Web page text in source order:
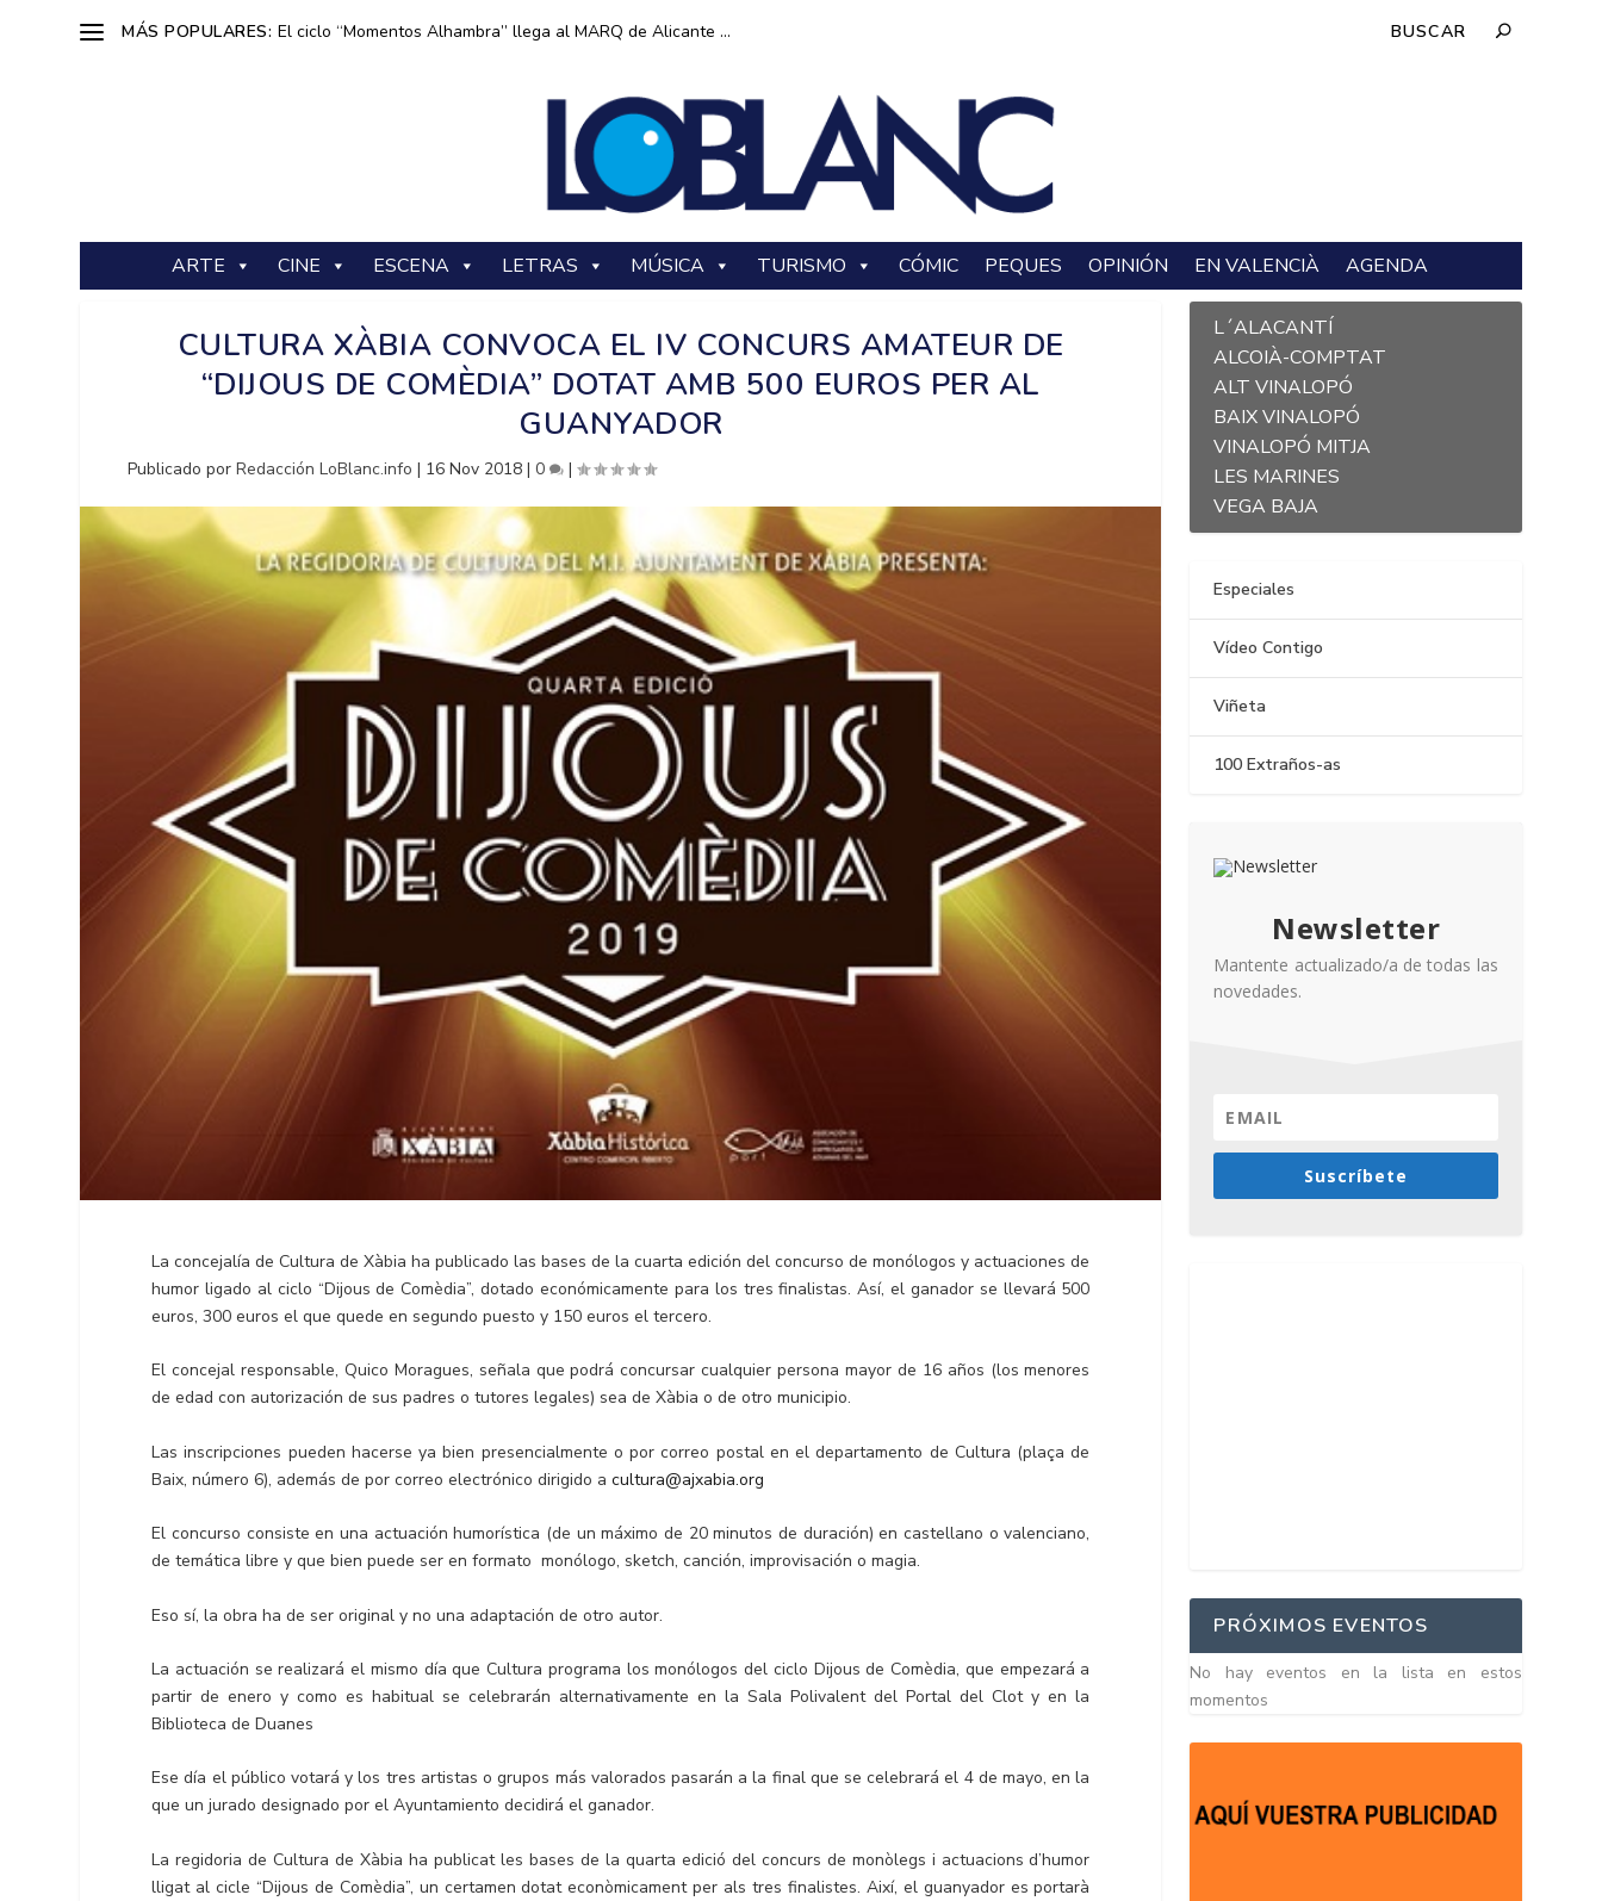
MÁS POPULARES: El ciclo “Momentos Alhambra” llega al MARQ de Alicante ...
ARTE CINE ESCENA LETRAS MÚSICA TURISMO CÓMIC PEQUES OPINIÓN EN VALENCIÀ AGENDA
CULTURA XÀBIA CONVOCA EL IV CONCURS AMATEUR DE
“DIJOUS DE COMÈDIA” DOTAT AMB 500 EUROS PER AL
GUANYADOR
Publicado porRedacción LoBlanc.info | 16 Nov 2018 |0 |
La concejalía de Cultura de Xàbia ha publicado las bases de la cuarta edición del concurso de monólogos y actuaciones de
humor ligado al ciclo “Dijous de Comèdia”, dotado económicamente para los tres finalistas. Así, el ganador se llevará 500
euros, 300 euros el que quede en segundo puesto y 150 euros el tercero.
El concejal responsable, Quico Moragues, señala que podrá concursar cualquier persona mayor de 16 años (los menores
de edad con autorización de sus padres o tutores legales) sea de Xàbia o de otro municipio.
Las inscripciones pueden hacerse ya bien presencialmente o por correo postal en el departamento de Cultura (plaça de
Baix, número 6), además de por correo electrónico dirigido acultura@ajxabia.org
El concurso consiste en una actuación humorística (de un máximo de 20 minutos de duración) en castellano o valenciano,
de temática libre y que bien puede ser en formato monólogo, sketch, canción, improvisación o magia.
Eso sí, la obra ha de ser original y no una adaptación de otro autor.
La actuación se realizará el mismo día que Cultura programa los monólogos del ciclo Dijous de Comèdia, que empezará a
partir de enero y como es habitual se celebrarán alternativamente en la Sala Polivalent del Portal del Clot y en la
Biblioteca de Duanes
Ese día el público votará y los tres artistas o grupos más valorados pasarán a la final que se celebrará el 4 de mayo, en la
que un jurado designado por el Ayuntamiento decidirá el ganador.
La regidoria de Cultura de Xàbia ha publicat les bases de la quarta edició del concurs de monòlegs i actuacions d’humor
lligat al cicle “Dijous de Comèdia”, un certamen dotat econòmicament per als tres finalistes. Així, el guanyador es portarà
L´ALACANTÍ
ALCOIÀ-COMPTAT
ALT VINALOPÓ
BAIX VINALOPÓ
VINALOPÓ MITJA
LES MARINES
VEGA BAJA
Especiales
Vídeo Contigo
Viñeta
100 Extraños-as
Newsletter
Mantente actualizado/a de todas las
novedades.
Suscríbete
PRÓXIMOS EVENTOS
No hay eventos en la lista en estos
momentos